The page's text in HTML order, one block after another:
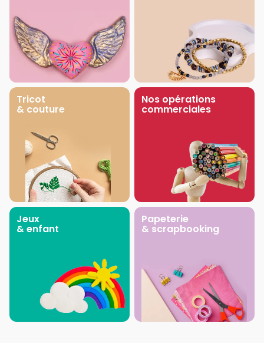
Tricot
& couture
Nos opérations
commerciales
Jeux
& enfant
Papeterie
& scrapbooking